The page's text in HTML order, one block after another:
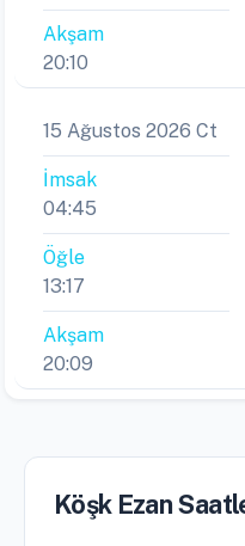
Akşam
20:10
15 Ağustos 2026 Ct
İmsak
04:45
Öğle
13:17
Akşam
20:09
Köşk Ezan